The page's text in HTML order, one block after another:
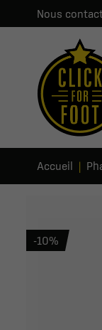
Nous
Accueil
-10%